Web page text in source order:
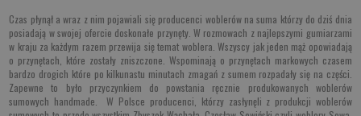
Czas płynął a wraz z nim pojawiali się producenci woblerów na suma którzy do dziś dnia
posiadają w swojej ofercie doskonałe przynęty. W rozmowach z najlepszymi gumiarzami
w kraju za każdym razem przewija się temat woblera. Wszyscy jak jeden mąż opowiadają
o przynętach, które zostały zniszczone. Wspominają o przynętach markowych czasem
bardzo drogich które po kilkunastu minutach zmagań z sumem rozpadały się na części
Zapewne to było przyczynkiem do powstania ręcznie produkowanych woblerów
sumowych handmade. W Polsce producenci, którzy zasłynęli z produkcji woblerów